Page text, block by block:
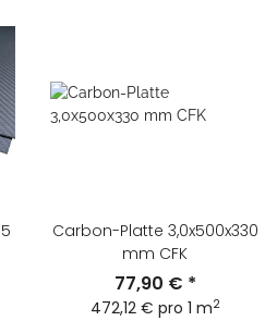
Carbon-Platte 3,0x500x330
mm CFK
77,90 € *
472,12 € pro 1 m2